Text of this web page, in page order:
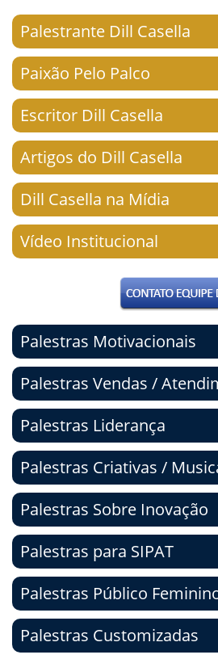
Palestrante Dill Casella
Paixão Pelo Palco
Escritor Dill Casella
Artigos do Dill Casella
Dill Casella na Mídia
Vídeo Institucional
Palestras Motivacionais
Palestras Vendas /
Palestras Liderança
Palestras Criativas /
Palestras Sobre Inovação
Palestras para SIPAT
Palestras Público
Palestras Customizadas